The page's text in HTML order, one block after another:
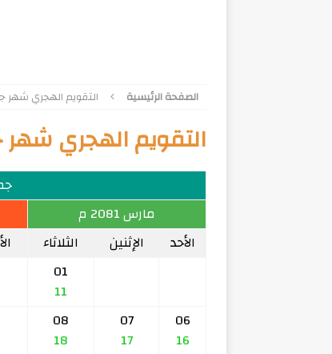
الصفحة الرئيسية التقويم الهجري شهر
التقويم الهجري شهر
مارس 2081 م
الأحد
الإثنين الثلاثاء
01
11
06
16
07
17
08
18